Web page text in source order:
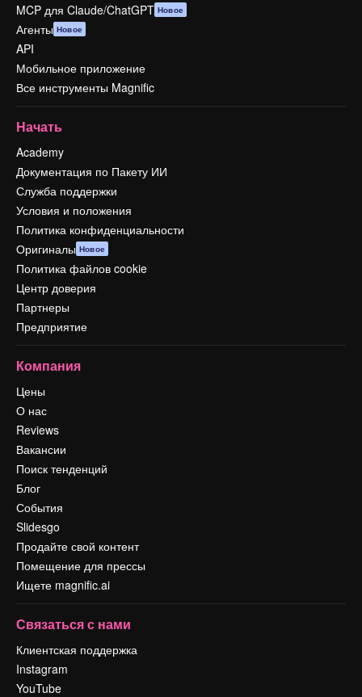
MCP для Claude/ChatGPT Новое
Агенты Новое
API
Мобильное приложение
Все инструменты Magnific
Начать
Academy
Документация по Пакету ИИ
Служба поддержки
Условия и положения
Политика конфиденциальности
Оригиналы Новое
Политика файлов cookie
Центр доверия
Партнеры
Предприятие
Компания
Цены
О нас
Reviews
Вакансии
Поиск тенденций
Блог
События
Slidesgo
Продайте свой контент
Помещение для прессы
Ищете magnific.ai
Связаться с нами
Клиентская поддержка
Instagram
YouTube